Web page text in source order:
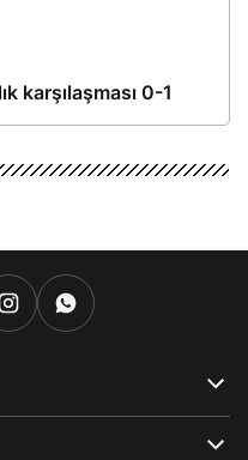
karşılaşması 0-1